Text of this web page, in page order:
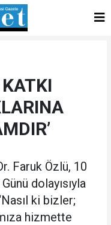
Faruk Özlü, 10
dolayısıyla
ki bizler;
hizmette